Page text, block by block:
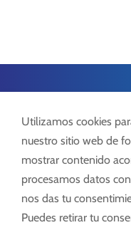
Lock
D-
Tel.:
Utilizamos cookies
nuestro sitio web de
mostrar contenido
procesamos datos
nos das tu
Puedes retirar tu